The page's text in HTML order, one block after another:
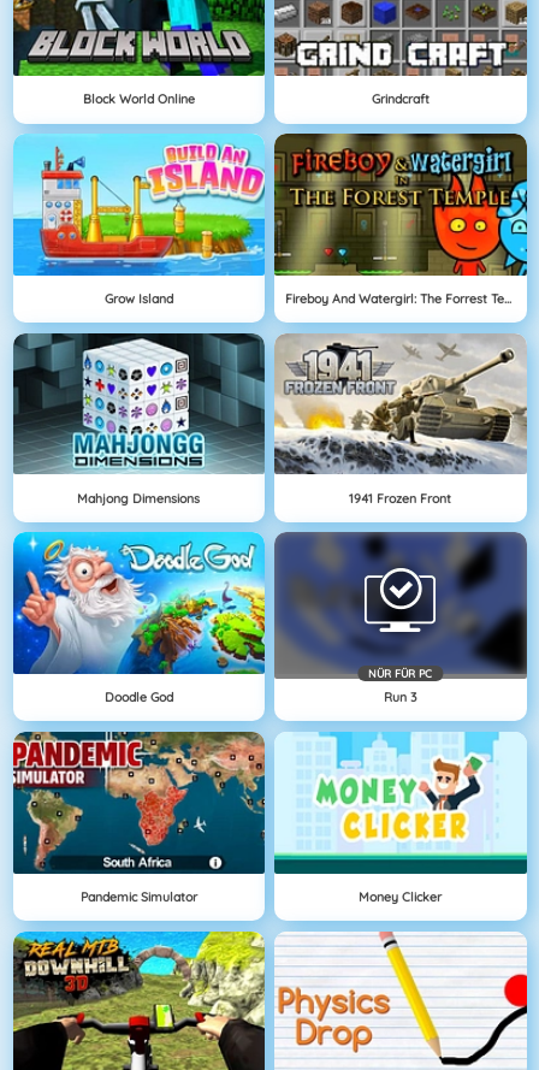
Block World Online Grindcraft
Grow Island Fireboy And Watergirl: The Forrest Temple
Mahjong Dimensions 1941 Frozen Front
Doodle God
NÜR FÜR PC
Run 3
Pandemic Simulator Money Clicker